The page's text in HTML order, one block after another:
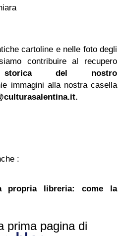
cartoline e nelle foto degli
contribuire al recupero
storica del nostro
immagini alla nostra casella
.
:
propria libreria: come la
prima pagina di